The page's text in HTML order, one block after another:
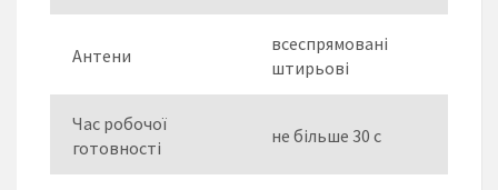
Антени
всеспрямовані
штирьові
Час робочої
готовності
не більше 30 с